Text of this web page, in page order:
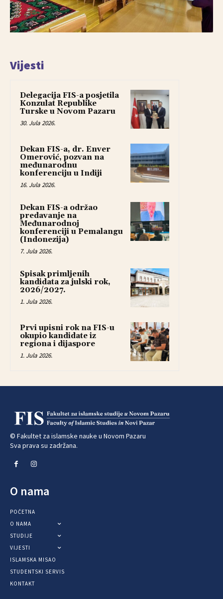
Vijesti
Delegacija FIS-a posjetila
Konzulat Republike
Turske u Novom Pazaru
30. Jula 2026.
Dekan FIS-a, dr. Enver
Omerović, pozvan na
međunarodnu
konferenciju u Indiji
16. Jula 2026.
Dekan FIS-a održao
predavanje na
Međunarodnoj
konferenciji u Pemalangu
(Indonezija)
7. Jula 2026.
Spisak primljenih
kandidata za julski rok,
2026/2027.
1. Jula 2026.
Prvi upisni rok na FIS-u
okupio kandidate iz
regiona i dijaspore
1. Jula 2026.
© Fakultet za islamske nauke u Novom Pazaru
Sva prava su zadržana.
O nama
POČETNA
O NAMA
STUDIJE
VIJESTI
ISLAMSKA MISAO
STUDENTSKI SERVIS
KONTAKT